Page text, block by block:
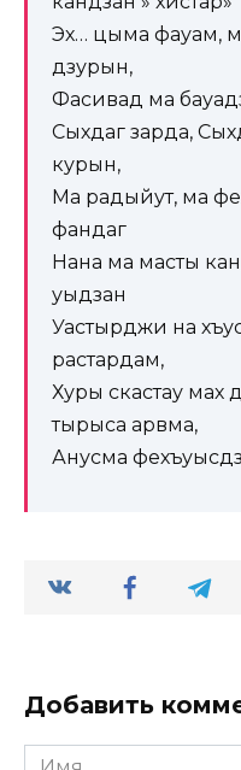
Эх… цыма фауам,
дзурын,
Фасивад ма
Сыхдаг зарда,
курын,
Ма радыйут, ма
фандаг
Нана ма масты
уыдзан
Уастырджи на
растардам,
Хуры скастау мах
тырыса арвма,
Анусма
Добавить
Имя